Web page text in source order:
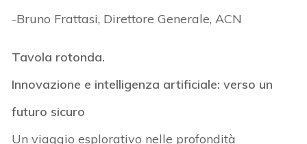
-Bruno Frattasi, Direttore Generale, ACN
Tavola rotonda.
Innovazione e intelligenza artificiale: verso un
futuro sicuro
Un viaggio esplorativo nelle profondità